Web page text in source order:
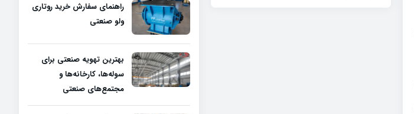
راهنمای سفارش خرید روتاری
ولو صنعتی
بهترین تهویه صنعتی برای
سوله‌ها، کارخانه‌ها و
مجتمع‌های صنعتی